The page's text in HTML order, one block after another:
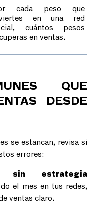
cada peso que
en una red
cuántos pesos
en ventas.
QUE
DESDE
se estancan, revisa si
errores:
sin estrategia
el mes en tus redes,
ventas claro.